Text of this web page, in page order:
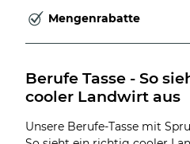
Mengenrabatte
Berufe Tasse - So
cooler Landwirt aus
Unsere Berufe-Tasse mit